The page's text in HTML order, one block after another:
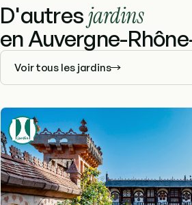
D'autresjardins
en Auvergne-
Voir tous les jardins